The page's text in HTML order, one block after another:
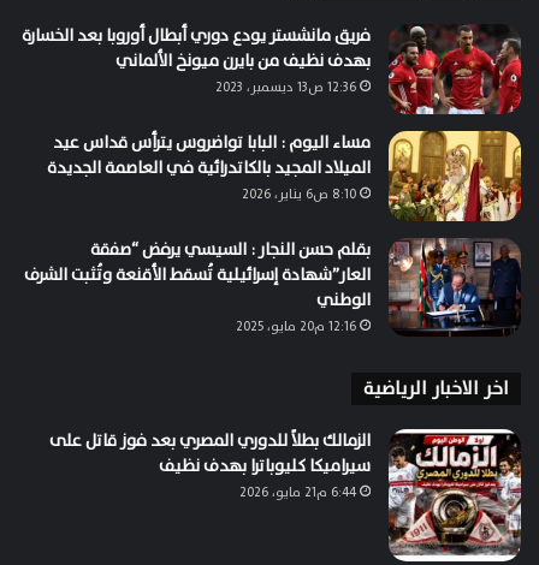
فريق مانشستر يودع دوري أبطال أوروبا بعد الخسارة
بهدف نظيف من بايرن ميونخ الألماني
12:36 ص13 ديسمبر، 2023
مساء اليوم : البابا تواضروس يترأس قداس عيد
الميلاد المجيد بالكاتدرائية في العاصمة الجديدة
8:10 ص6 يناير، 2026
بقلم حسن النجار : السيسي يرفض “صفقة
العار”شهادة إسرائيلية تُسقط الأقنعة وتُثبت الشرف
الوطني
12:16 م20 مايو، 2025
اخر الاخبار الرياضية
الزمالك بطلاً للدوري المصري بعد فوز قاتل على
سيراميكا كليوباترا بهدف نظيف
6:44 م21 مايو، 2026